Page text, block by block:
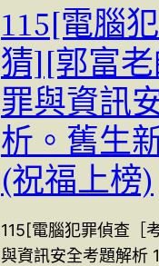
115[電腦
猜][郭富
罪與資訊
析。舊生
(祝福上榜)
115[電腦犯罪偵查［
與資訊安全考題解析